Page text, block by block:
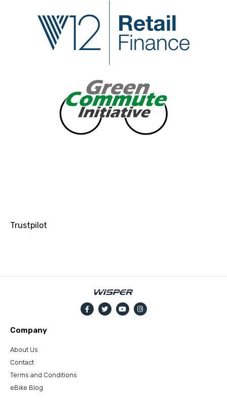
Trustpilot
Company
About Us
Contact
Terms and Conditions
eBike Blog